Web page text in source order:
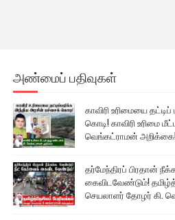
அண்மைப் பதிவுகள்
காவிரி உரிமையை
கொடி! காவிரி உரிமை
வெங்கட்ராமன் அறிக்கை!
தர்மேந்திரப் பிரதான்
கைவிடவேண்டும்!
செயலாளர் தோழர் கி.